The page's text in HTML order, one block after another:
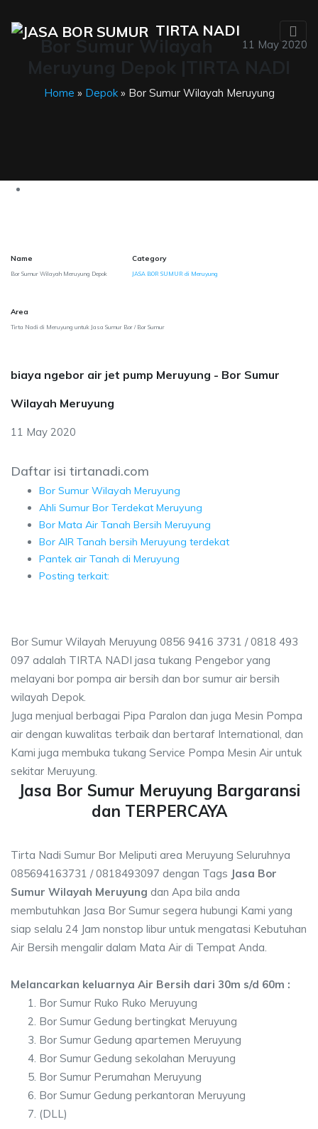
TIRTA NADI
11 May 2020
Home » Depok» Bor Sumur Wilayah Meruyung
Name
Bor Sumur Wilayah Meruyung Depok
Category
JASA BOR SUMUR di Meruyung
Area
Tirta Nadi di Meruyung untuk Jasa Sumur Bor / Bor Sumur
biaya ngebor air jet pump Meruyung - Bor Sumur
Wilayah Meruyung
11 May 2020
Daftar isi tirtanadi.com
Bor Sumur Wilayah Meruyung
Ahli Sumur Bor Terdekat Meruyung
Bor Mata Air Tanah Bersih Meruyung
Bor AIR Tanah bersih Meruyung terdekat
Pantek air Tanah di Meruyung
Posting terkait:
Bor Sumur Wilayah Meruyung 0856 9416 3731 / 0818 493
097 adalah TIRTA NADI jasa tukang Pengebor yang
melayani bor pompa air bersih dan bor sumur air bersih
wilayah Depok.
Juga menjual berbagai Pipa Paralon dan juga Mesin Pompa
air dengan kuwalitas terbaik dan bertaraf International, dan
Kami juga membuka tukang Service Pompa Mesin Air untuk
sekitar Meruyung.
Jasa Bor Sumur Meruyung Bargaransi
dan TERPERCAYA
Tirta Nadi Sumur Bor Meliputi area Meruyung Seluruhnya
085694163731 / 0818493097 dengan Tags Jasa Bor
Sumur Wilayah Meruyung dan Apa bila anda
membutuhkan Jasa Bor Sumur segera hubungi Kami yang
siap selalu 24 Jam nonstop libur untuk mengatasi Kebutuhan
Air Bersih mengalir dalam Mata Air di Tempat Anda.
Melancarkan keluarnya Air Bersih dari 30m s/d 60m :
Bor Sumur Ruko Ruko Meruyung
Bor Sumur Gedung bertingkat Meruyung
Bor Sumur Gedung apartemen Meruyung
Bor Sumur Gedung sekolahan Meruyung
Bor Sumur Perumahan Meruyung
Bor Sumur Gedung perkantoran Meruyung
(DLL)